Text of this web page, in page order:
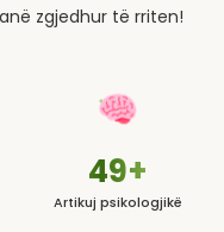
zgjedhur të rriten!
50+
Artikuj psikologjikë